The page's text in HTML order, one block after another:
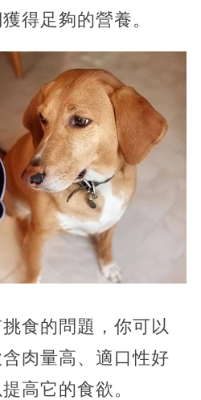
得足夠的營養。
食的問題，你可以
肉量高、適口性好
高它的食欲。